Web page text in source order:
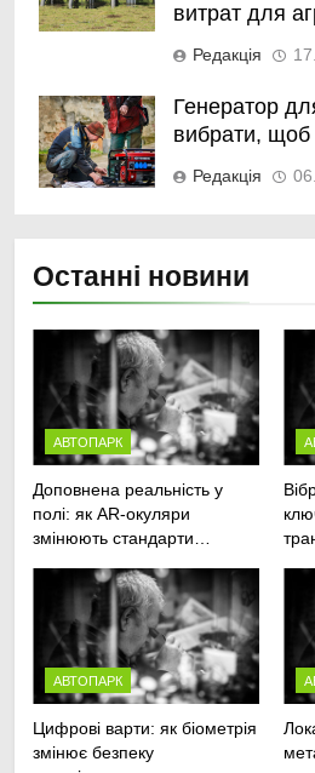
витрат для
Редакція
Генератор
вибрати, щоб
Редакція
Останні новини
АВТОПАРК
Доповнена реальність у
полі: як AR-окуляри
змінюють стандарти
сільськогосподарської
техніки
АВТОПАРК
Цифрові варти: як біометрія
змінює безпеку